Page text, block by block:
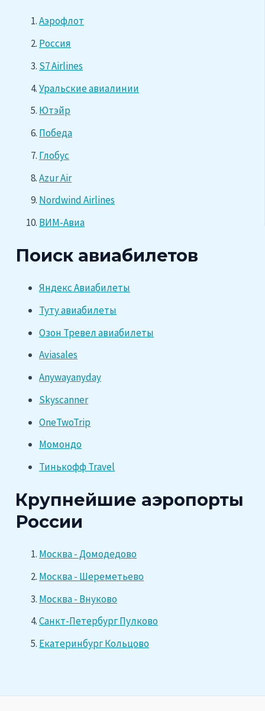
Аэрофлот
Россия
S7 Airlines
Уральские авиалинии
Ютэйр
Победа
Глобус
Azur Air
Nordwind Airlines
ВИМ-Авиа
Поиск авиабилетов
Яндекс Авиабилеты
Туту авиабилеты
Озон Тревел авиабилеты
Aviasales
Anywayanyday
Skyscanner
OneTwoTrip
Момондо
Тинькофф Travel
Крупнейшие аэропорты
России
Москва - Домодедово
Москва - Шереметьево
Москва - Внуково
Санкт-Петербург Пулково
Екатеринбург Кольцово